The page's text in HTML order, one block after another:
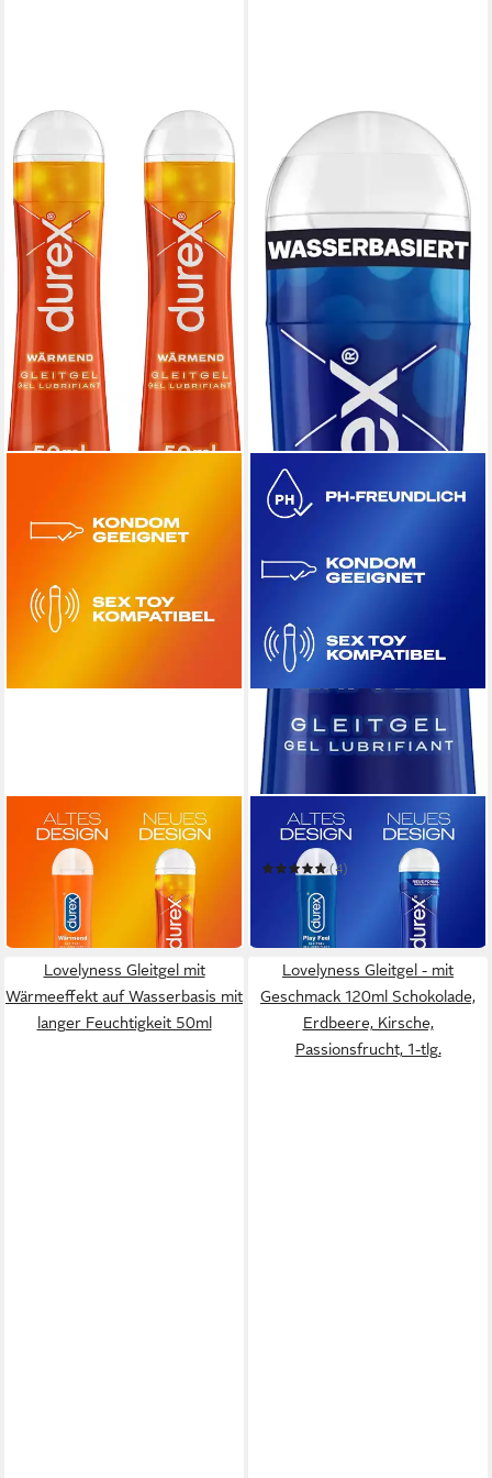
DUREX
Gleitgel Play Wärmend
14,95 €
(14,95 €/ 100 ml)
in 2-3 Werktagen bei dir
DUREX
Gleitgel Play Feel 50 ml
(4)
ab 9,95 €
(19,90 €/ 100 ml)
in 2-3 Werktagen bei dir
Lovelyness Gleitgel mit
Wärmeeffekt auf Wasserbasis mit
langer Feuchtigkeit 50ml
Lovelyness Gleitgel - mit
Geschmack 120ml Schokolade,
Erdbeere, Kirsche,
Passionsfrucht, 1-tlg.